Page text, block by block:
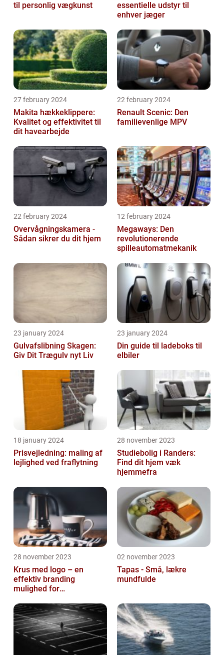
til personlig vægkunst
essentielle udstyr til
enhver jæger
27 february 2024
Makita hækkeklippere:
Kvalitet og effektivitet til
dit havearbejde
22 february 2024
Renault Scenic: Den
familievenlige MPV
22 february 2024
Overvågningskamera -
Sådan sikrer du dit hjem
12 february 2024
Megaways: Den
revolutionerende
spilleautomatmekanik
23 january 2024
Gulvafslibning Skagen:
Giv Dit Trægulv nyt Liv
23 january 2024
Din guide til ladeboks til
elbiler
18 january 2024
Prisvejledning: maling af
lejlighed ved fraflytning
28 november 2023
Studiebolig i Randers:
Find dit hjem væk
hjemmefra
28 november 2023
Krus med logo – en
effektiv branding
mulighed for
02 november 2023
Tapas - Små, lækre
mundfulde